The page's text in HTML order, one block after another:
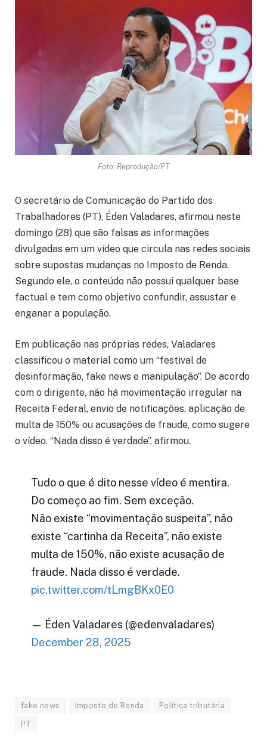
Foto: Reprodução/PT
O secretário de Comunicação do Partido dos
Trabalhadores (PT), Éden Valadares, afirmou neste
domingo (28) que são falsas as informações
divulgadas em um vídeo que circula nas redes sociais
sobre supostas mudanças no Imposto de Renda.
Segundo ele, o conteúdo não possui qualquer base
factual e tem como objetivo confundir, assustar e
enganar a população.
Em publicação nas próprias redes, Valadares
classificou o material como um “festival de
desinformação, fake news e manipulação”. De acordo
com o dirigente, não há movimentação irregular na
Receita Federal, envio de notificações, aplicação de
multa de 150% ou acusações de fraude, como sugere
o vídeo. “Nada disso é verdade”, afirmou.
Tudo o que é dito nesse vídeo é mentira.
Do começo ao fim. Sem exceção.
Não existe “movimentação suspeita”, não
existe “cartinha da Receita”, não existe
multa de 150%, não existe acusação de
fraude. Nada disso é verdade.
pic.twitter.com/tLmgBKx0E0
— Éden Valadares (@edenvaladares)
December 28, 2025
fake news Imposto de Renda Política tributária
PT